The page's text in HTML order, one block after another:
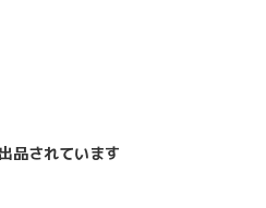
品されています